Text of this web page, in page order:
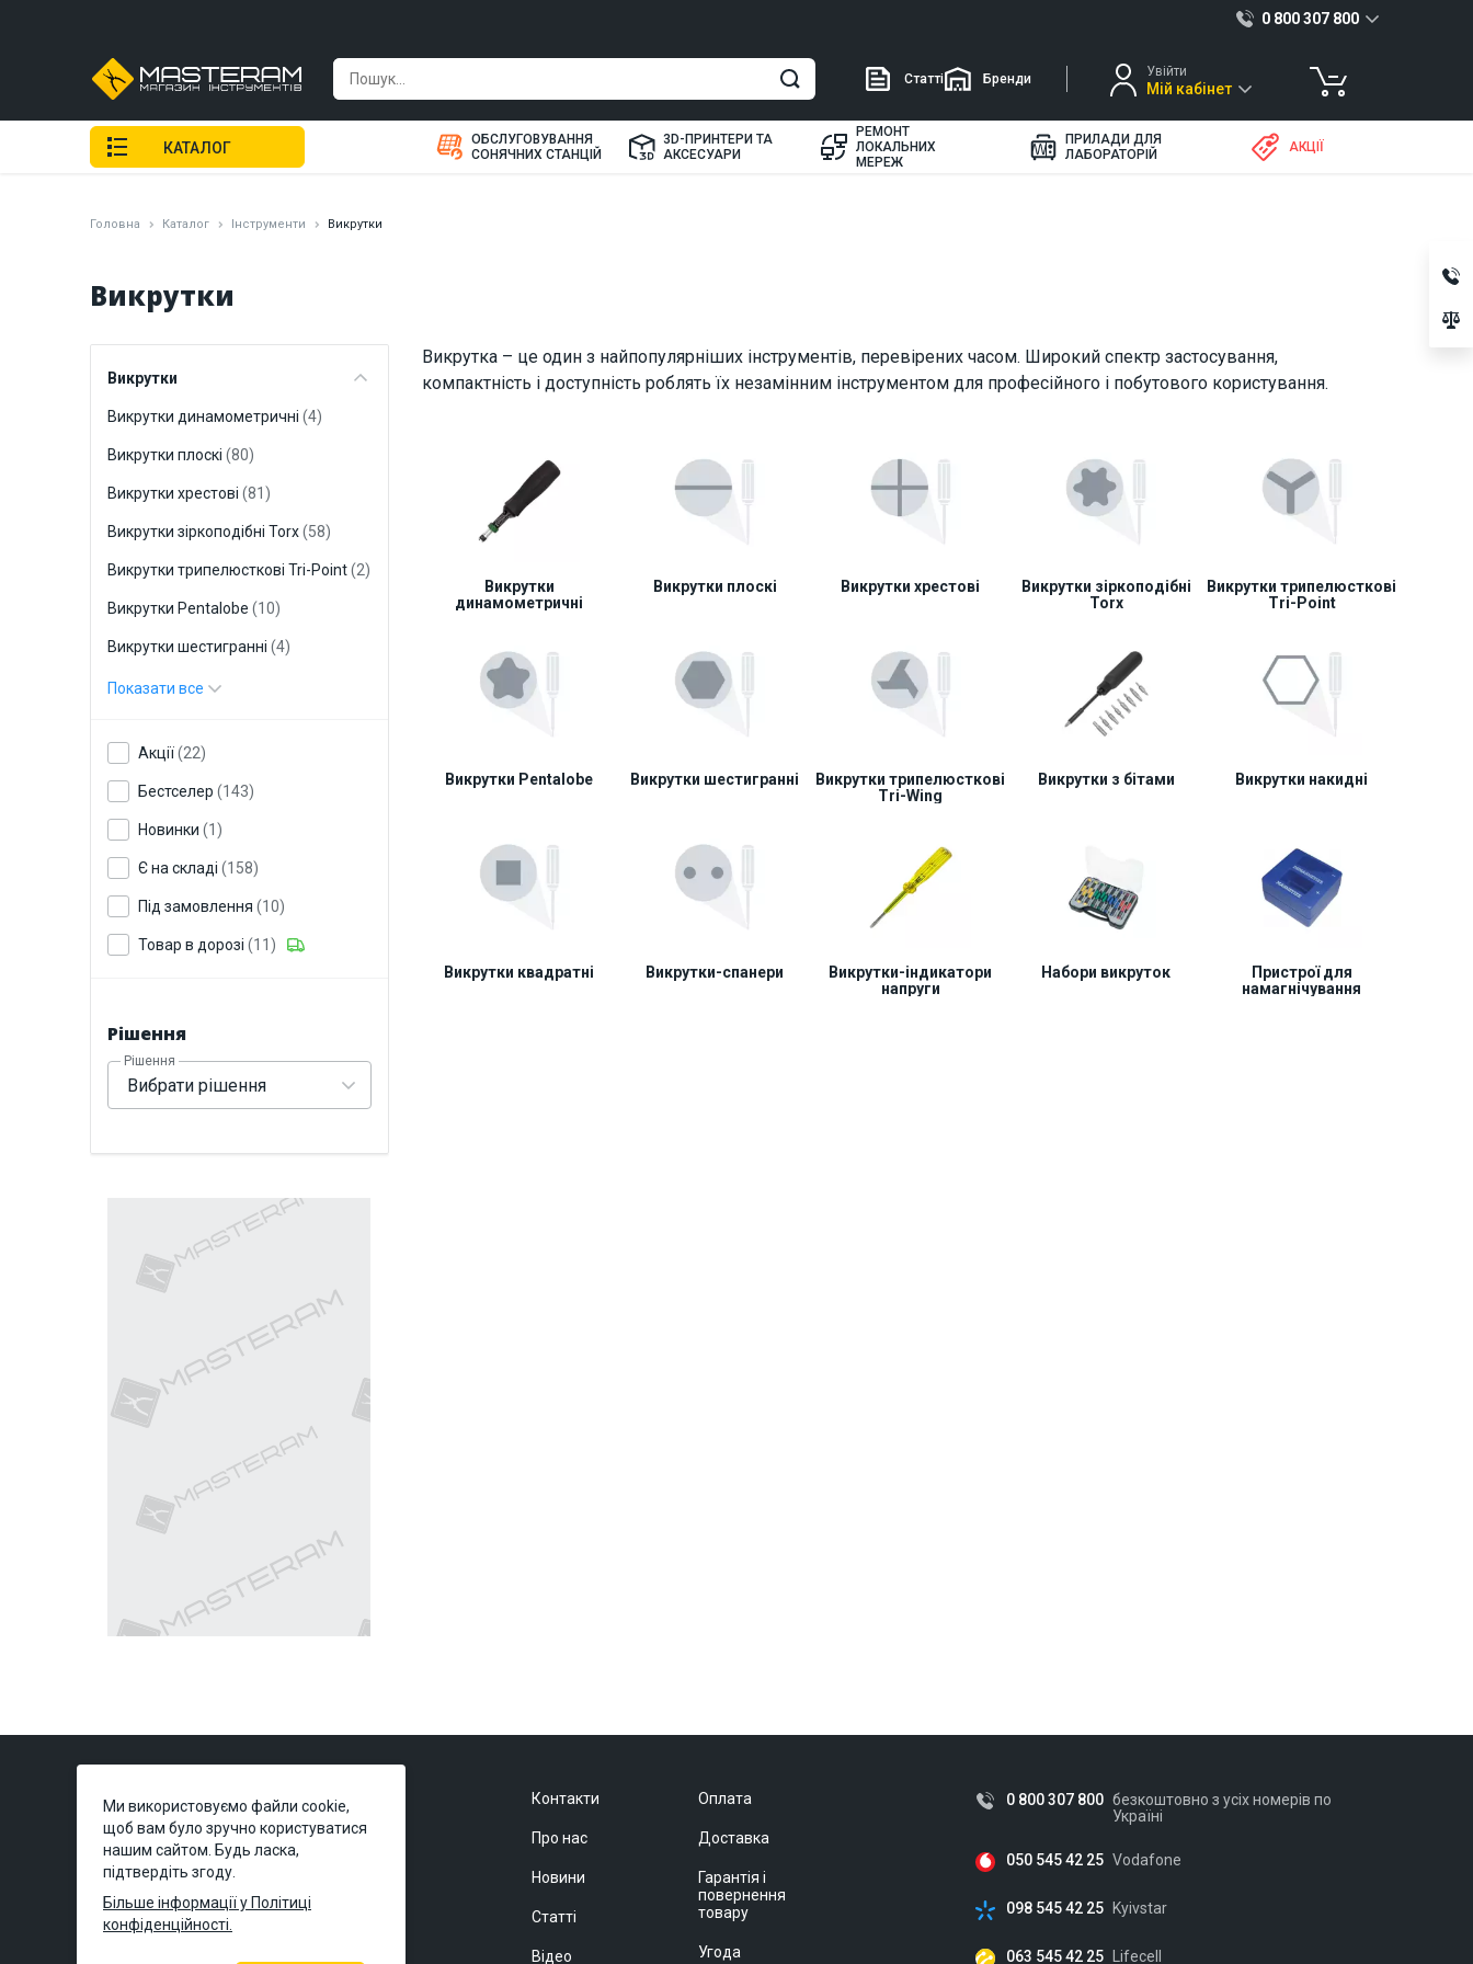
Викрутки
Головна Каталог Інструменти Викрутки
Викрутка – це один з найпопулярніших інструментів, перевірених часом. Широкий спектр застосування,
компактність і доступність роблять їх незамінним інструментом для професійного і побутового користування.
Викрутки
динамометричні
Викрутки плоскі Викрутки хрестові
Викрутки зіркоподібні
Torx
Викрутки трипелюсткові
Tri-Point
Викрутки Pentalobe Викрутки шестигранні
Викрутки трипелюсткові
Tri-Wing
Викрутки з бітами Викрутки накидні
Викрутки квадратні Викрутки-спанери
Викрутки-індикатори
напруги
Набори викруток
Пристрої для
намагнічування
Викрутки
Викрутки динамометричні (4)
Викрутки плоскі (80)
Викрутки хрестові (81)
Викрутки зіркоподібні Torx(58)
Викрутки трипелюсткові Tri-Point(2)
Викрутки Pentalobe (10)
Викрутки шестигранні (4)
Викрутки трипелюсткові Tri-Wing
Викрутки накидні
Викрутки квадратні
Викрутки-спанери
Викрутки-індикатори напруги
Набори викруток (103)
Пристрої для намагнічування
Показати все
Акції(22)
Бестселер (143)
Новинки (1)
Є на складі (158)
Під замовлення (10)
Товар в дорозі (11)
Рішення
Вибрати рішення
Рішення
0 800 307 800
Статті Бренди Увійти
Мій кабінет
КАТАЛОГ
ОБСЛУГОВУВАННЯ
СОНЯЧНИХ СТАНЦІЙ
3D-ПРИНТЕРИ ТА
АКСЕСУАРИ
РЕМОНТ
ЛОКАЛЬНИХ
МЕРЕЖ
ПРИЛАДИ ДЛЯ
ЛАБОРАТОРІЙ
АКЦІЇ
Київ: вул. Польова, 49А
самовивозу)
Контакти
Про нас
Новини
Статті
Відео
Оплата
Доставка
Гарантія і
повернення
товару
Угода
0 800 307 800 безкоштовно з усіх номерів по
Україні
050 545 42 25 Vodafone
098 545 42 25 Kyivstar
063 545 42 25 Lifecell
Ми використовуємо файли cookie,
щоб вам було зручно користуватися
нашим сайтом. Будь ласка,
підтвердіть згоду.
Більше інформації у Політиці
конфіденційності.